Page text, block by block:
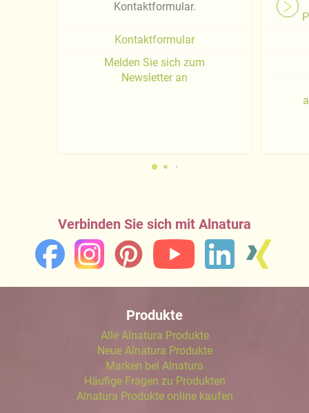
Kontaktformular.
Kontaktformular
Melden Sie sich zum
Newsletter an
Verbinden Sie sich mit Alnatura
Produkte
Alle Alnatura Produkte
Neue Alnatura Produkte
Marken bei Alnatura
Häufige Fragen zu Produkten
Alnatura Produkte online kaufen